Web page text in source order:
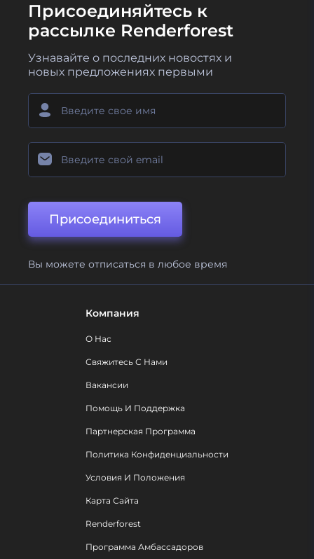
Присоединяйтесь к
рассылке Renderforest
Узнавайте о последних новостях и
новых предложениях первыми
Присоединиться
Вы можете отписаться в любое время
Компания
О Нас
Свяжитесь С Нами
Вакансии
Помощь И Поддержка
Партнерская Программа
Политика Конфиденциальности
Условия И Положения
Карта Сайта
Renderforest
Программа Амбассадоров